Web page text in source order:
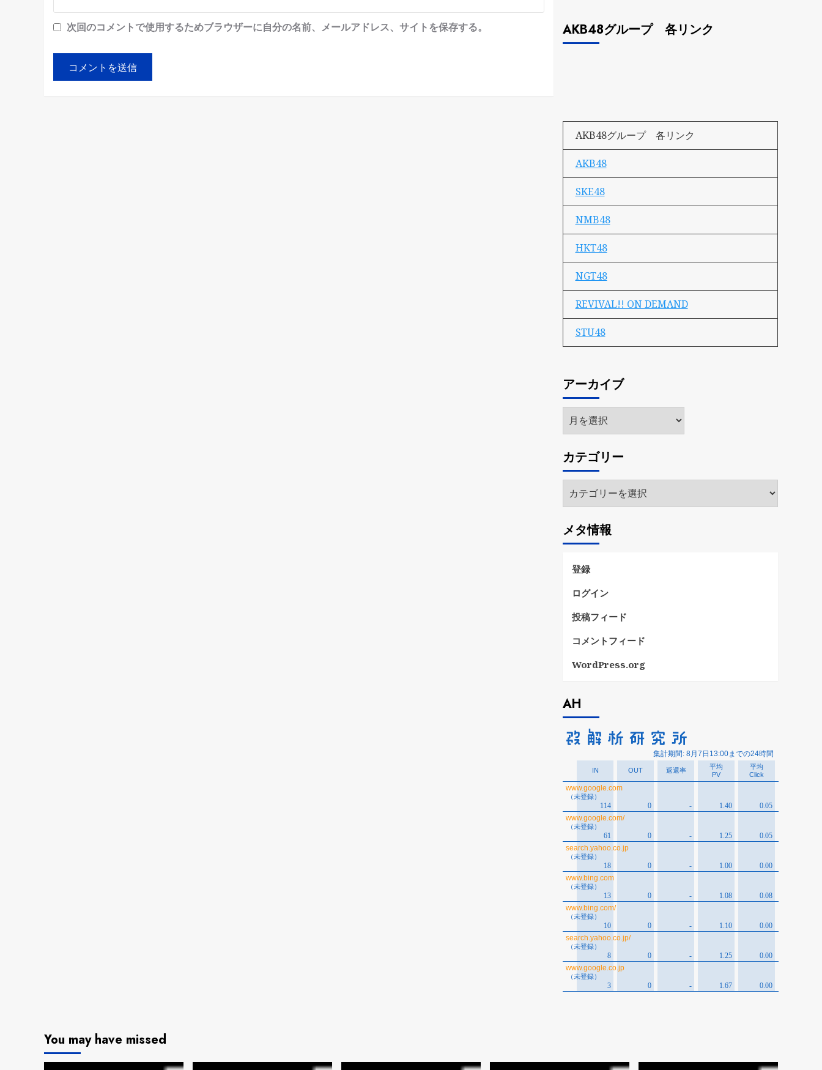
次回のコメントで使用するためブラウザーに自分の名前、メールアドレス、サイトを保存する。 AKB48グループ 各リンク
AKB48グループ 各リンク
AKB48
SKE48
NMB48
HKT48
NGT48
REVIVAL!! ON DEMAND
STU48
アーカイブ
ア
ー
イ
ブ
カテゴリー
テ
リ
ー
メタ情報
登録
ログイン
投稿フィード
コメントフィード
WordPress.org
AH
You may have missed